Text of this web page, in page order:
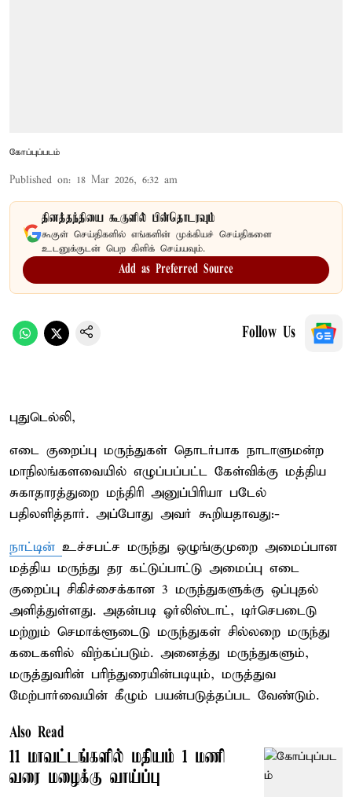
கோப்புப்படம்
Published on: 18 Mar 2026, 6:32 am
தினத்தந்தியை கூகுளில் பின்தொடரவும்
கூகுள் செய்திகளில் எங்களின் முக்கியச் செய்திகளை
உடனுக்குடன் பெற கிளிக் செய்யவும்.
Add as Preferred Source
Follow Us
புதுடெல்லி,
எடை குறைப்பு மருந்துகள் தொடர்பாக நாடாளுமன்ற
மாநிலங்களவையில் எழுப்பப்பட்ட கேள்விக்கு மத்திய
சுகாதாரத்துறை மந்திரி அனுப்பிரியா படேல்
பதிலளித்தார். அப்போது அவர் கூறியதாவது:-
நாட்டின் உச்சபட்ச மருந்து ஒழுங்குமுறை அமைப்பான
மத்திய மருந்து தர கட்டுப்பாட்டு அமைப்பு எடை
குறைப்பு சிகிச்சைக்கான 3 மருந்துகளுக்கு ஒப்புதல்
அளித்துள்ளது. அதன்படி ஓர்லிஸ்டாட், டிர்செபடைடு
மற்றும் செமாக்ளூடைடு மருந்துகள் சில்லறை மருந்து
கடைகளில் விற்கப்படும். அனைத்து மருந்துகளும்,
மருத்துவரின் பரிந்துரையின்படியும், மருத்துவ
மேற்பார்வையின் கீழும் பயன்படுத்தப்பட வேண்டும்.
Also Read
11 மாவட்டங்களில் மதியம் 1 மணி
வரை மழைக்கு வாய்ப்பு